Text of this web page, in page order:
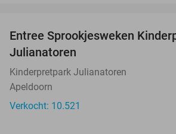
Entree Sprookjesweken
Julianatoren
Kinderpretpark Julianatoren
Apeldoorn
Verkocht: 10.521